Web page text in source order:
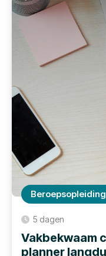
Beroepsopleiding
5 dagen
Vakbekwaam
planner